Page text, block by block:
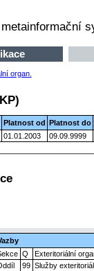
organ.
Platnost od Platnost do
01.01.2003 09.09.9999
Q
Exteritoriální
99 Služby